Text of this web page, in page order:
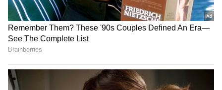
தொடரில் நடித்தனர். பின்னர் செந்தில்
மட்டும் விஜய் டிவியில் ஒளிபரப்பாகி வந்த
நாம் இருவர் நமக்கு இருவர் தொடரில்
நடித்து வந்த நிலையில், ஸ்ரீஜா
தொலைக்காட்சி தொடரில் இருந்து விலகி,
குடும்பத்தை கவனித்து வந்தார்.